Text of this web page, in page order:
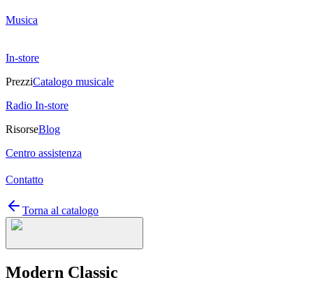
Musica
In-store
PrezziCatalogo musicale
Radio In-store
RisorseBlog
Centro assistenza
Contatto
Torna al catalogo
Modern Classic